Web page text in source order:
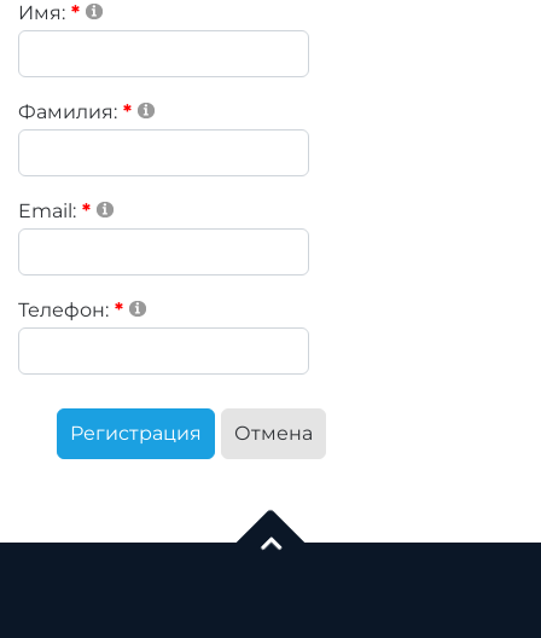
Имя:
Фамилия:
Email:
Телефон:
Регистрация Отмена